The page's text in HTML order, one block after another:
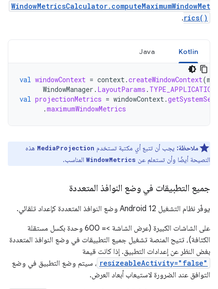
WindowMetricsCalculator.computeMaximumWindowMet
rics()
.
Kotlin
Java
val windowContext = context.createWindowContext(
WindowManager . LayoutParams . TYPE_APPLICATION
val projectionMetrics = windowContext.
.maximumWindowMetrics
ملاحظة: يجب أن تتبع أي مكتبة تستخدم MediaProjection هذه
النصيحة أيضًا وأن تستعلم عن WindowMetrics المناسب.
جميع التطبيقات في وضع النوافذ المتعددة
يوفّر نظام التشغيل Android 12 وضع النوافذ المتعددة كإعداد تلقائي.
على الشاشات الكبيرة (عرض الشاشة >= 600 وحدة بكسل مستقلة
الكثافة)، تتيح المنصة تشغيل جميع التطبيقات في وضع النوافذ المتعددة
بغض النظر عن إعدادات التطبيق. إذا كانت قيمة
resizeableActivity="false" ، سيتم وضع التطبيق في وضع
التوافق عند الضرورة لاستيعاب أبعاد العرض.